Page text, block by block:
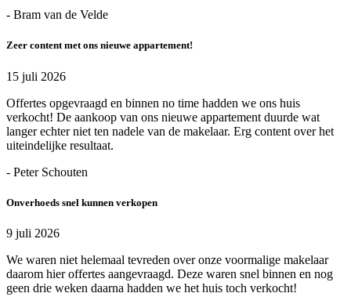
- Bram van de Velde
Zeer content met ons nieuwe appartement!
15 juli 2026
Offertes opgevraagd en binnen no time hadden we ons huis
verkocht! De aankoop van ons nieuwe appartement duurde wat
langer echter niet ten nadele van de makelaar. Erg content over het
uiteindelijke resultaat.
- Peter Schouten
Onverhoeds snel kunnen verkopen
9 juli 2026
We waren niet helemaal tevreden over onze voormalige makelaar
daarom hier offertes aangevraagd. Deze waren snel binnen en nog
geen drie weken daarna hadden we het huis toch verkocht!